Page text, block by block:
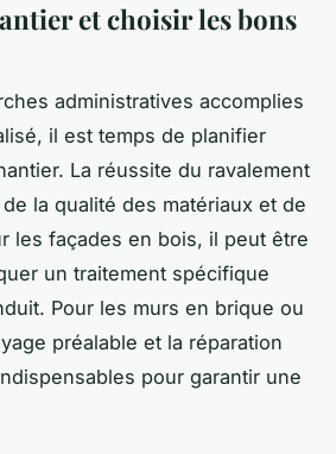
et choisir les bons
administratives accomplies
il est temps de planifier
La réussite du ravalement
la qualité des matériaux et de
les façades en bois, il peut être
un traitement spécifique
Pour les murs en brique ou
préalable et la réparation
pour garantir une